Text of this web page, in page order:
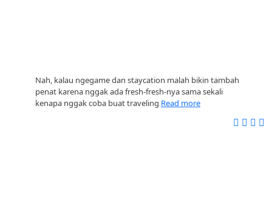
Nah, kalau ngegame dan staycation malah bikin tambah
penat karena nggak ada fresh-fresh-nya sama sekali
kenapa nggak coba buat traveling Read more